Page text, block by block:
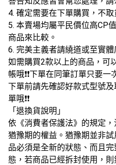
4. 確定需要在下單購買，不取
5. 本賣場均屬平民價位高CP
商品來比較。
6. 完美主義者請繞道或至實體
如需購買2款以上的商品，可
帳哦❗❗下單在同筆訂單只要一
下單前請先確認好款式型號
單哦❗❗
「退換貨說明」
依《消費者保護法》的規定
猶豫期的權益。猶豫期並非
品必須是全新的狀態、而且
態，若商品已經拆封使用，則